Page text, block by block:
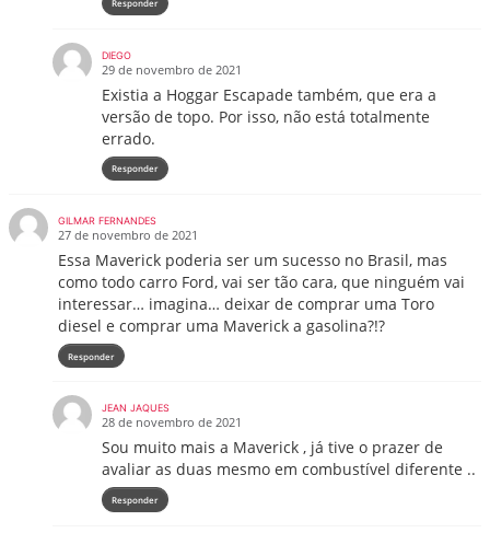
Responder
DIEGO
29 de novembro de 2021
Existia a Hoggar Escapade também, que era a
versão de topo. Por isso, não está totalmente
errado.
Responder
GILMAR FERNANDES
27 de novembro de 2021
Essa Maverick poderia ser um sucesso no Brasil, mas
como todo carro Ford, vai ser tão cara, que ninguém vai
interessar… imagina… deixar de comprar uma Toro
diesel e comprar uma Maverick a gasolina?!?
Responder
JEAN JAQUES
28 de novembro de 2021
Sou muito mais a Maverick , já tive o prazer de
avaliar as duas mesmo em combustível diferente ..
Responder